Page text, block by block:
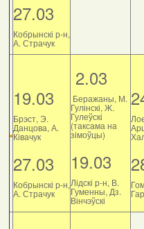
27.03
Кобрынскі р-н,
А. Страчук
19.03
Брэст, Э.
Данцова, А.
Ківачук
27.03
Кобрынскі р-н,
А. Страчук
2.03
Беражаны, М.
Гулінскі, Ж.
Гулеўскі
(таксама на
зімоўцы)
19.03
Лідскі р-н, В.
Гуменны, Дз.
Вінчэўскі